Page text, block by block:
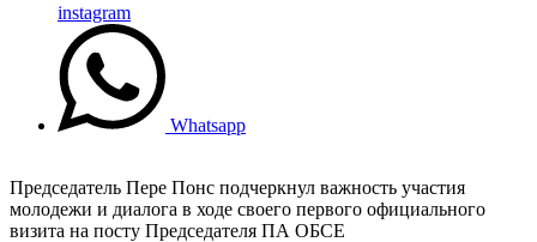
instagram
Whatsapp
Председатель Пере Понс подчеркнул важность участия
молодежи и диалога в ходе своего первого официального
визита на посту Председателя ПА ОБСЕ